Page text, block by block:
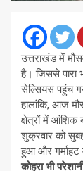
उत्तराखंड में
है। जिससे पारा
सेल्सियस पहुंच
हालांकि, आज
क्षेत्रों में आंशिक
शुक्रवार को
हुआ और
कोहरा भी